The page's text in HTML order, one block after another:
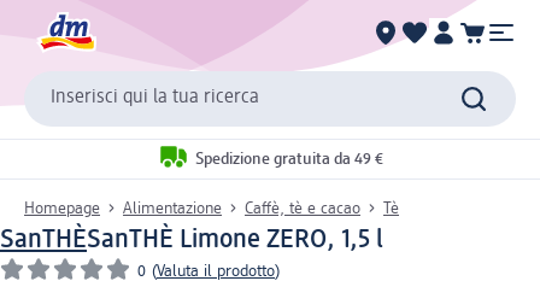
Inserisci qui la tua ricerca
Spedizione gratuita da 49 €
Homepage Alimentazione Caffè, tè e cacao Tè
SanTHÈSanTHÈ Limone ZERO, 1,5 l
0 (Valuta il prodotto)